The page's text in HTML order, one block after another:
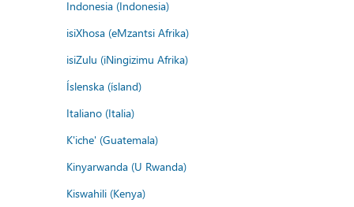
Indonesia (Indonesia)
isiXhosa (eMzantsi Afrika)
isiZulu (iNingizimu Afrika)
Íslenska (ísland)
Italiano (Italia)
K'iche' (Guatemala)
Kinyarwanda (U Rwanda)
Kiswahili (Kenya)